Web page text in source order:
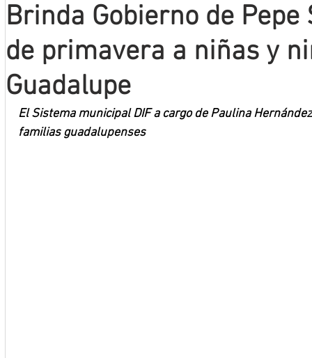
Mineros LNBP
Brinda Gobierno de
de primavera a niñas y
Guadalupe
El Sistema municipal DIF a cargo de Paulina
familias guadalupenses